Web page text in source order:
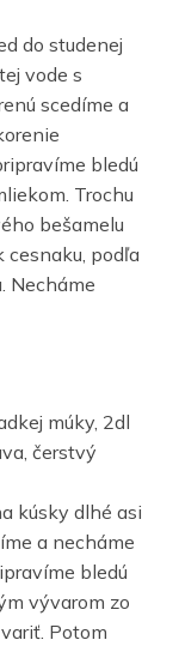
do studenej
vode s
scedíme a
bledú
Trochu
bešamelu
cesnaku, podľa
Necháme
múky, 2dl
čerstvý
kúsky dlhé asi
a necháme
bledú
vývarom zo
Potom